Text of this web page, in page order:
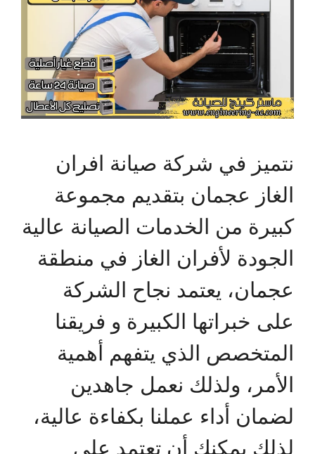
نتميز في شركة صيانة افران
الغاز عجمان بتقديم مجموعة
كبيرة من الخدمات الصيانة عالية
الجودة لأفران الغاز في منطقة
عجمان، يعتمد نجاح الشركة
على خبراتها الكبيرة و فريقنا
المتخصص الذي يتفهم أهمية
الأمر، ولذلك نعمل جاهدين
لضمان أداء عملنا بكفاءة عالية،
لذلك يمكنك أن تعتمد على